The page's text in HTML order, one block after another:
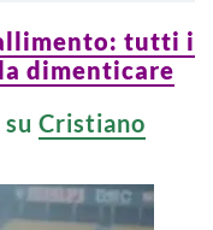
tutti i
dimenticare
Cristiano